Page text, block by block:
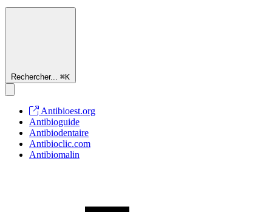
Rechercher... ⌘K
Antibioest.org
Antibioguide
Antibiodentaire
Antibioclic.com
Antibiomalin